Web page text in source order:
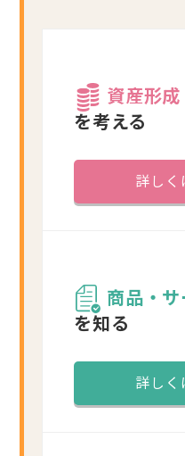
資産形成
を考える
詳しく
商品・
を知る
詳しく